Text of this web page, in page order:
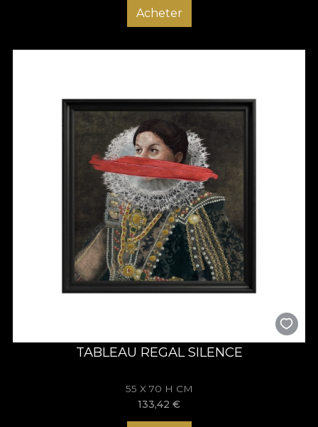
Acheter
TABLEAU REGAL SILENCE
55 X 70 H CM
133,42 €